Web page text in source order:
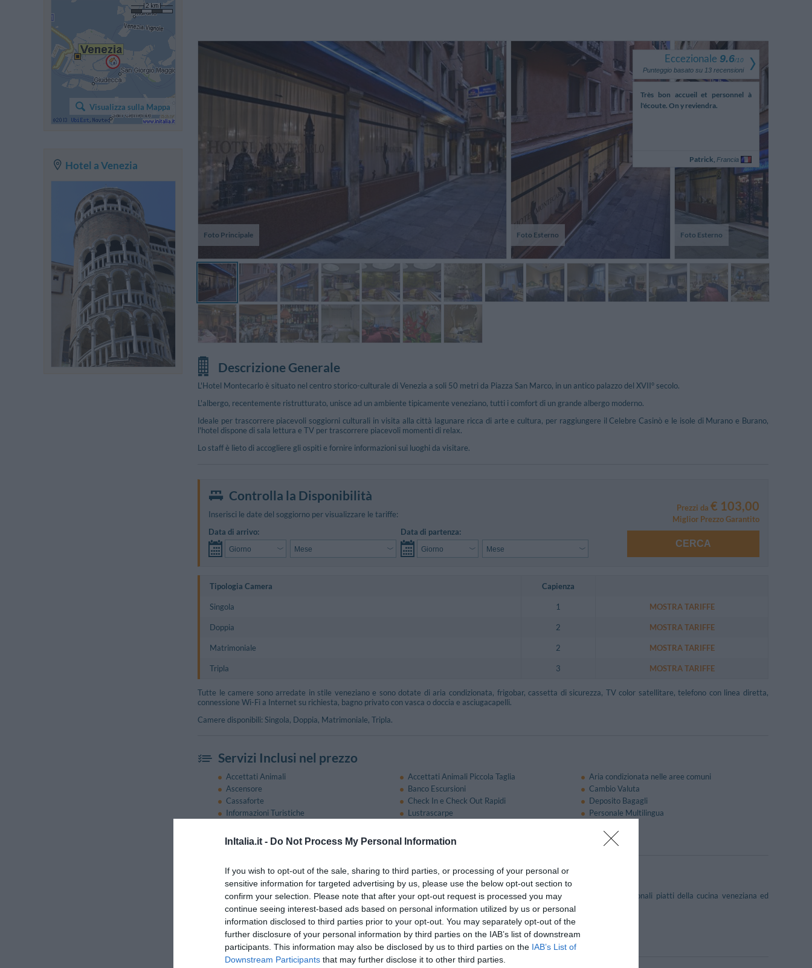
InItalia.it - Do Not Process My Personal Information
If you wish to opt-out of the sale, sharing to third parties, or processing of your personal or
sensitive information for targeted advertising by us, please use the below opt-out section to
confirm your selection. Please note that after your opt-out request is processed you may
continue seeing interest-based ads based on personal information utilized by us or personal
information disclosed to third parties prior to your opt-out. You may separately opt-out of the
further disclosure of your personal information by third parties on the IAB’s list of downstream
participants. This information may also be disclosed by us to third parties on the IAB’s List of
Downstream Participants that may further disclose it to other third parties.
Foto Principale Foto Esterno Foto Esterno
Foto Libere
Eccezionale 9.6/10
Punteggio basato su 13 recensioni
rapport qualité / prix super bien
situé personnel très sympa et
serviable à la réception
Hôtel très central, proche de la
Place Saint-Marc, très pratique
pour maximaliser son séjour à
Venise. L'équipe est accueillante et
Francia
Free wifi connection would be
Mitsuhiro, Giappone
Très bon accueil et personnel à
l'écoute. On y reviendra.
Patrick, Francia
situé
Descrizione Generale
L'Hotel Montecarlo è situato nel centro storico-culturale di Venezia a soli 50 metri da Piazza San Marco, in un antico palazzo del XVII° secolo.
L'albergo, recentemente ristrutturato, unisce ad un ambiente tipicamente veneziano, tutti i comfort di un grande albergo moderno.
Ideale per trascorrere piacevoli soggiorni culturali in visita alla città lagunare ricca di arte e cultura, per raggiungere il Celebre Casinò e le isole di Murano e Burano,
l'hotel dispone di sala lettura e TV per trascorrere piacevoli momenti di relax.
Lo staff è lieto di accogliere gli ospiti e fornire informazioni sui luoghi da visitare.
Controlla la Disponibilità
Inserisci le date del soggiorno per visualizzare le tariffe:
Data di arrivo:
Data di partenza:
Prezzi da € 103,00
Miglior Prezzo Garantito
CERCA
Tipologia Camera Capienza
Singola 1 MOSTRA TARIFFE
Doppia 2 MOSTRA TARIFFE
Matrimoniale 2 MOSTRA TARIFFE
Tripla 3 MOSTRA TARIFFE
Tutte le camere sono arredate in stile veneziano e sono dotate di aria condizionata, frigobar, cassetta di sicurezza, TV color satellitare, telefono con linea diretta,
connessione Wi-Fi a Internet su richiesta, bagno privato con vasca o doccia e asciugacapelli.
Camere disponibili: Singola, Doppia, Matrimoniale, Tripla.
Servizi Inclusi nel prezzo
Accettati Animali Accettati Animali Piccola Taglia
Aria condizionata nelle aree comuni
Ascensore
Banco Escursioni
Cambio Valuta
Cassaforte
Check In e Check Out Rapidi
Deposito Bagagli
Informazioni Turistiche
Lustrascarpe
Personale Multilingua
Sala TV
Ristorante e Bar
Il ristorante ''Antico Pignolo'' è l'ideale punto d'incontro per colazioni, cene di lavoro e piacere dove poter gustare i tradizionali piatti della cucina veneziana ed
internazionale, accompagnati dai più prestigiosi vini. Servizio catering su richiesta.
Il fornito bar è a disposizione degli ospiti.
La colazione viene servita in un'elegante sala.
Visualizza sulla Mappa
Hotel a Venezia